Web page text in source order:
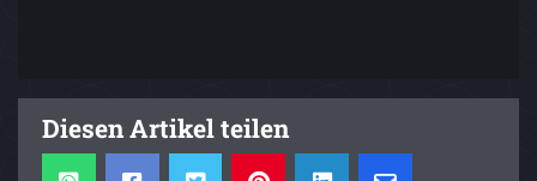
Diesen Artikel teilen